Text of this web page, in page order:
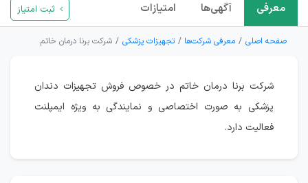
معرفی آگهی‌ها امتیازات ثبت امتیاز
صفحه اصلی معرفی شرکت‌ها تجهیزات پزشکی شرکت برنا درمان خاتم
شرکت برنا درمان خاتم در خصوص فروش تجهیزات دندان
پزشکی به صورت اختصاصی و نمایندگی به ویژه ایمپلنت
فعالیت دارد.